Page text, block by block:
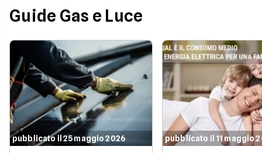
Guide Gas e Luce
pubblicato il 25 maggio 2026 pubblicato il 11 maggio